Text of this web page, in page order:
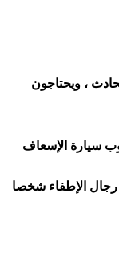
، ويحتاجون
سيارة الإسعاف
الإطفاء شخصا